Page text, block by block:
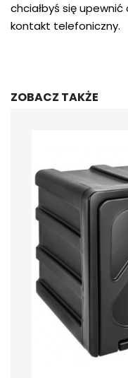
chciałbyś się
kontakt telefoniczny.
ZOBACZ TAKŻE